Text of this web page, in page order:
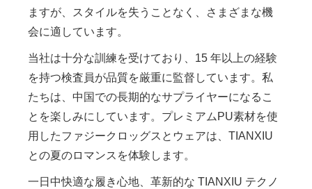
ますが、スタイルを失うことなく、さまざまな機
会に適しています。
当社は十分な訓練を受けており、15 年以上の経験
を持つ検査員が品質を厳重に監督しています。私
たちは、中国での長期的なサプライヤーになるこ
とを楽しみにしています。プレミアムPU素材を使
用したファジークロッグスとウェアは、TIANXIU
との夏のロマンスを体験します。
一日中快適な履き心地、革新的な TIANXIU テクノ